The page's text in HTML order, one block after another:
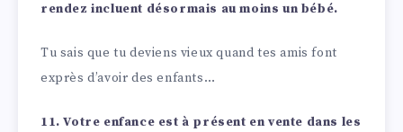
rendez incluent désormais au moins un bébé.
Tu sais que tu deviens vieux quand tes amis font
exprès d’avoir des enfants…
11. Votre enfance est à présent en vente dans les